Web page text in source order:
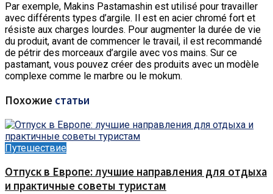
Par exemple, Makins Pastamashin est utilisé pour travailler
avec différents types d’argile. Il est en acier chromé fort et
résiste aux charges lourdes. Pour augmenter la durée de vie
du produit, avant de commencer le travail, il est recommandé
de pétrir des morceaux d’argile avec vos mains. Sur ce
pastamant, vous pouvez créer des produits avec un modèle
complexe comme le marbre ou le mokum.
Похожие статьи
Путешествие
Отпуск в Европе: лучшие направления для отдыха
и практичные советы туристам